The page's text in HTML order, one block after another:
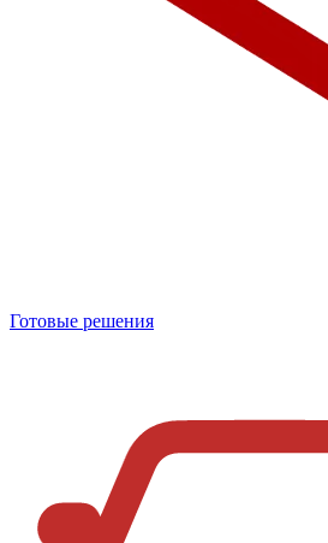
Готовые решения